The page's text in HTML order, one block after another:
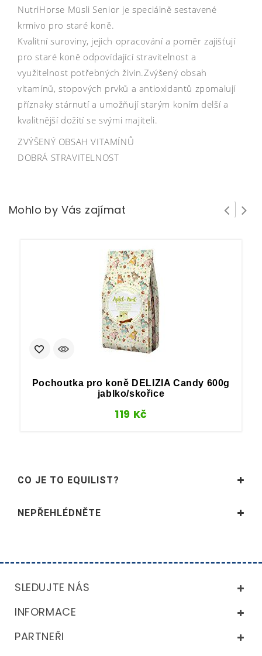
NutriHorse Müsli Senior je speciálně sestavené
krmivo pro staré koně.
Kvalitní suroviny, jejich opracování a poměr zajišťují
pro staré koně odpovídající stravitelnost a
využitelnost potřebných živin.Zvýšený obsah
vitamínů, stopových prvků a antioxidantů zpomalují
příznaky stárnutí a umožňují starým koním delší a
kvalitnější dožití se svými majiteli.
ZVÝŠENÝ OBSAH VITAMÍNŮ
DOBRÁ STRAVITELNOST
Mohlo by Vás zajímat
Pochoutka pro koně DELIZIA Candy 600g
jablko/skořice
119 Kč
CO JE TO EQUILIST?
NEPŘEHLÉDNĚTE
SLEDUJTE NÁS
INFORMACE
PARTNEŘI